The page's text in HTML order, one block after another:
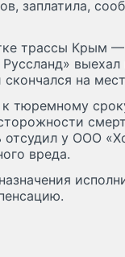
заплатила,
трассы Крым
выехал
на
тюремному
у ООО
вреда.